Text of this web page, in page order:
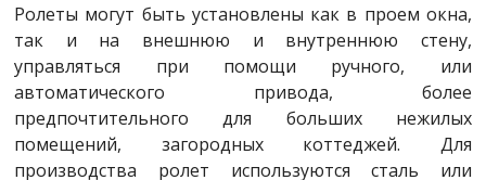
Ролеты могут быть установлены как в проем окна,
так и на внешнюю и внутреннюю стену,
управляться при помощи ручного, или
автоматического привода, более
предпочтительного для больших нежилых
помещений, загородных коттеджей. Для
производства ролет используются сталь или